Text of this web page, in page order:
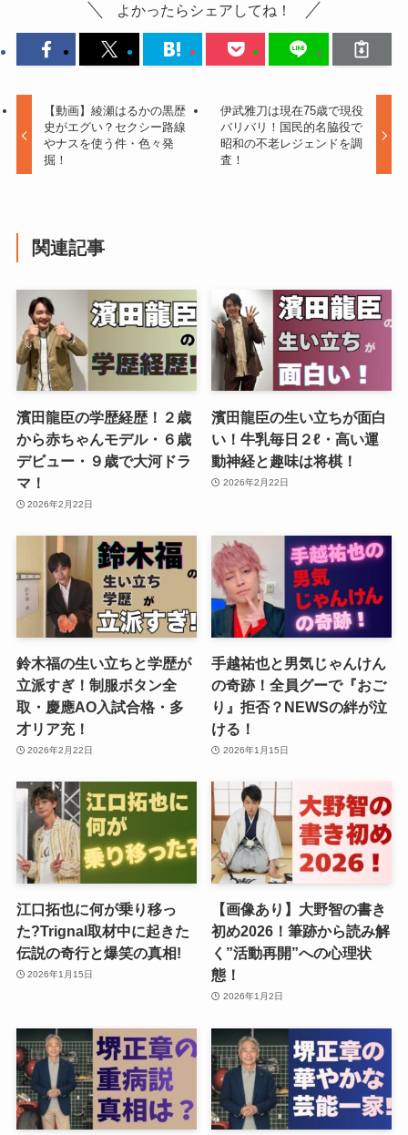
よかったらシェアしてね！
【動画】綾瀬はるかの黒歴
史がエグい？セクシー路線
やナスを使う件・色々発
掘！
伊武雅刀は現在75歳で現役
バリバリ！国民的名脇役で
昭和の不老レジェンドを調
査！
関連記事
濱田龍臣の学歴経歴！２歳
から赤ちゃんモデル・６歳
デビュー・９歳で大河ドラ
マ！
2026年2月22日
濱田龍臣の生い立ちが面白
い！牛乳毎日２ℓ・高い運
動神経と趣味は将棋！
2026年2月22日
鈴木福の生い立ちと学歴が
立派すぎ！制服ボタン全
取・慶應AO入試合格・多
才リア充！
2026年2月22日
手越祐也と男気じゃんけん
の奇跡！全員グーで『おご
り』拒否？NEWSの絆が泣
ける！
2026年1月15日
江口拓也に何が乗り移っ
た?Trignal取材中に起きた
伝説の奇行と爆笑の真相!
2026年1月15日
【画像あり】大野智の書き
初め2026！筆跡から読み解
く”活動再開”への心理状
態！
2026年1月2日